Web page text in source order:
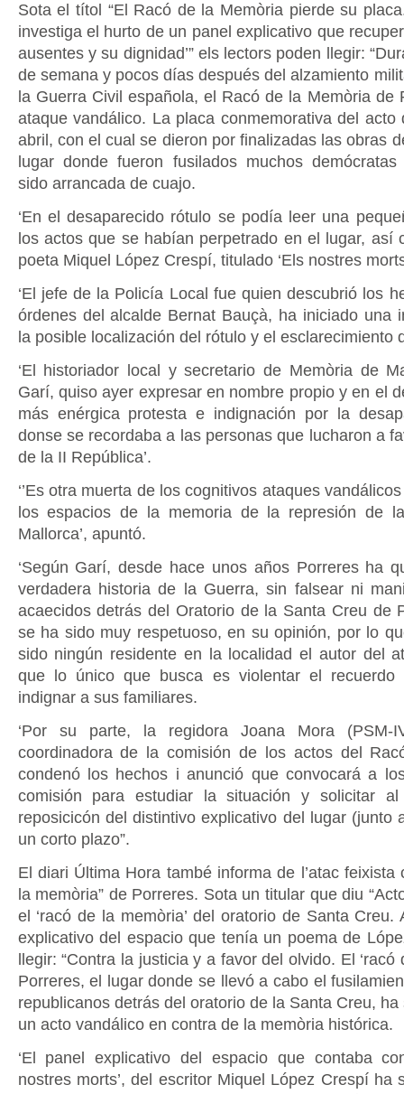
Sota el títol “El Racó de la Memòria pierde su
investiga el hurto de un panel explicativo que
ausentes y su dignidad’” els lectors poden llegir:
de semana y pocos días después del alzamiento
la Guerra Civil española, el Racó de la Memòria de
ataque vandálico. La placa conmemorativa del acto
abril, con el cual se dieron por finalizadas las obras
lugar donde fueron fusilados muchos
sido arrancada de cuajo.
‘En el desaparecido rótulo se podía leer una
los actos que se habían perpetrado en el lugar, así
poeta Miquel López Crespí, titulado ‘Els nostres
‘El jefe de la Policía Local fue quien descubrió los
órdenes del alcalde Bernat Bauçà, ha iniciado una
la posible localización del rótulo y el esclarecimiento
‘El historiador local y secretario de Memòria de
Garí, quiso ayer expresar en nombre propio y en el
más enérgica protesta e indignación por la
donse se recordaba a las personas que lucharon a
de la II República’.
‘’Es otra muerta de los cognitivos ataques
los espacios de la memoria de la represión de
Mallorca’, apuntó.
‘Según Garí, desde hace unos años Porreres ha
verdadera historia de la Guerra, sin falsear ni
acaecidos detrás del Oratorio de la Santa Creu de
se ha sido muy respetuoso, en su opinión, por lo
sido ningún residente en la localidad el autor del
que lo único que busca es violentar el
indignar a sus familiares.
‘Por su parte, la regidora Joana Mora (PSM-
coordinadora de la comisión de los actos del
condenó los hechos i anunció que convocará a
comisión para estudiar la situación y solicitar al
reposicicón del distintivo explicativo del lugar (junto
un corto plazo”.
El diari Última Hora també informa de l’atac feixista
la memòria” de Porreres. Sota un titular que diu
el ‘racó de la memòria’ del oratorio de Santa Creu.
explicativo del espacio que tenía un poema de
llegir: “Contra la justicia y a favor del olvido. El ‘racó
Porreres, el lugar donde se llevó a cabo el
republicanos detrás del oratorio de la Santa Creu,
un acto vandálico en contra de la memòria histórica.
‘El panel explicativo del espacio que contaba
nostres morts’, del escritor Miquel López Crespí ha